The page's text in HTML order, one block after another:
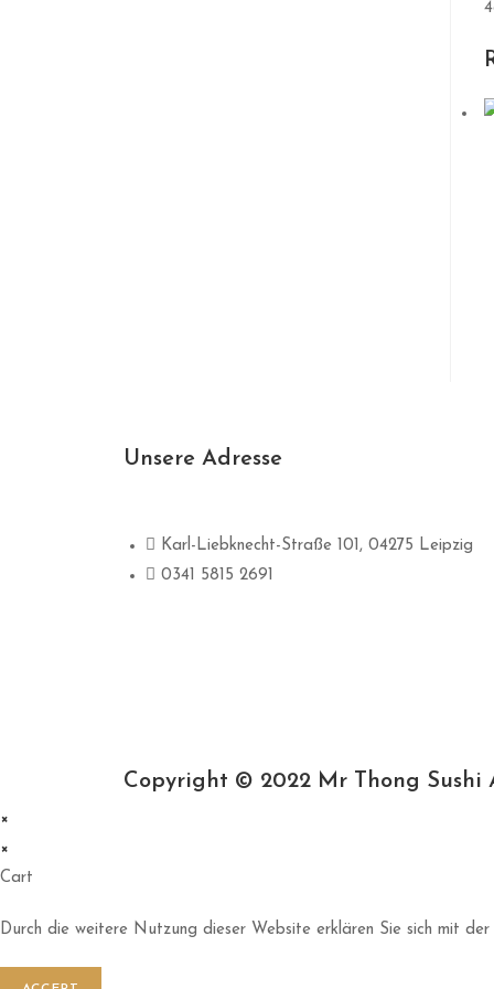
Unsere Adresse
Karl-Liebknecht-Straße 101, 04275 Leipzig
0341 5815 2691
Copyright © 2022 Mr Thong Sushi
×
×
Cart
Durch die weitere Nutzung dieser Website erklären Sie sich mit